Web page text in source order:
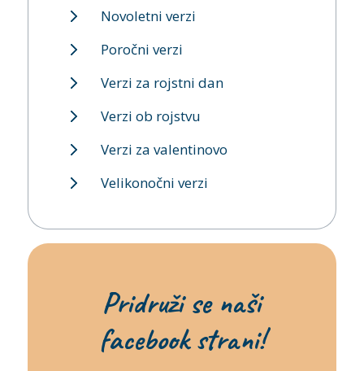
Novoletni verzi
Poročni verzi
Verzi za rojstni dan
Verzi ob rojstvu
Verzi za valentinovo
Velikonočni verzi
Pridruži se naši
facebook strani!